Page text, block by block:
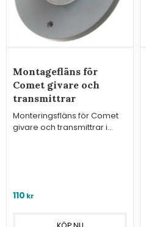
Montagefläns för
Comet givare och
transmittrar
Monteringsfläns för Comet
givare och transmittrar i
110 kr